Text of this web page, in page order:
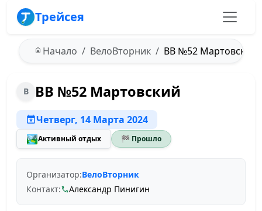
Трейсея
Начало ВелоВторник ВВ №52 Мартовский -
В ВВ №52 Мартовский
Четверг, 14 Марта 2024
🏞️Активный отдых 🏁 Прошло
Организатор:ВелоВторник
Контакт:
Александр Пинигин